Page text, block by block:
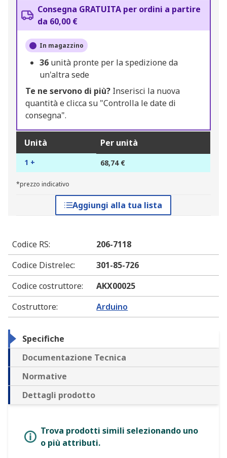
Consegna GRATUITA per ordini a partire
da 60,00 €
In magazzino
36 unità pronte per la spedizione da
un'altra sede
Te ne servono di più? Inserisci la nuova
quantità e clicca su "Controlla le date di
consegna".
Unità Per unità
1 + 68,74 €
*prezzo indicativo
Aggiungi alla tua lista
Codice RS:
206-7118
Codice Distrelec:
301-85-726
Codice costruttore:
AKX00025
Costruttore: Arduino
Specifiche
Documentazione Tecnica
Normative
Dettagli prodotto
Trova prodotti simili selezionando uno
o più attributi.